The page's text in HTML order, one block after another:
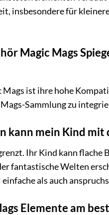
insbesondere für
Magic Mags
ist ihre hohe
Sammlung zu
mein Kind mit
Ihr Kind kann flache
fantastische Welten
als auch
Elemente am